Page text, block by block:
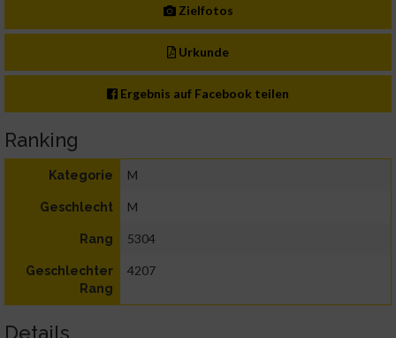
Zielfotos
Urkunde
Ergebnis auf Facebook teilen
Ranking
Kategorie M
Geschlecht M
Rang 5304
Geschlechter
Rang
4207
Details